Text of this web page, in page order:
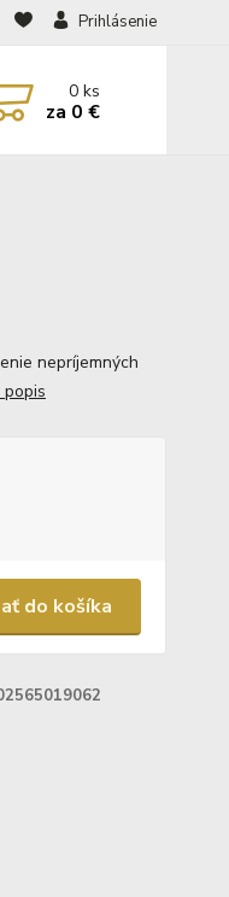
Prihlásenie
0ks
za 0 €
nepríjemných
do košíka